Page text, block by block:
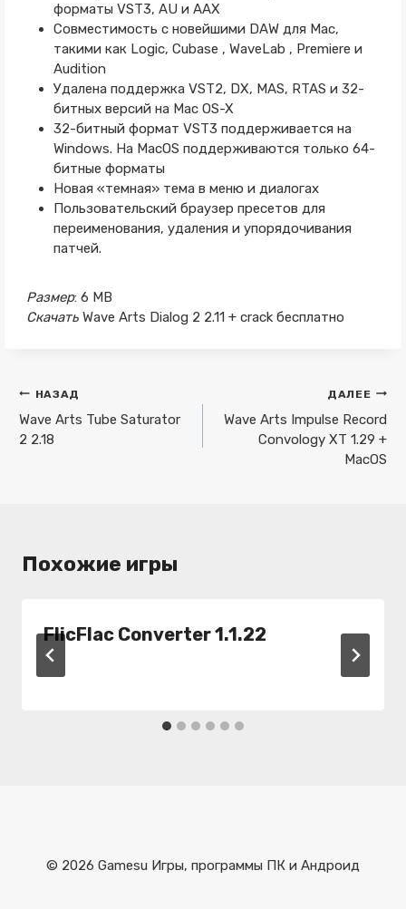
форматы VST3, AU и AAX
Совместимость с новейшими DAW для Mac,
такими как Logic, Cubase , WaveLab , Premiere и
Audition
Удалена поддержка VST2, DX, MAS, RTAS и 32-
битных версий на Mac OS-X
32-битный формат VST3 поддерживается на
Windows. На MacOS поддерживаются только 64-
битные форматы
Новая «темная» тема в меню и диалогах
Пользовательский браузер пресетов для
переименования, удаления и упорядочивания
патчей.
Размер: 6 MB
Скачать Wave Arts Dialog 2 2.11 + crack бесплатно
Навигация
по
записям
НАЗАД
Wave Arts Tube Saturator
2 2.18
ДАЛЕЕ
Wave Arts Impulse Record
Convology XT 1.29 +
MacOS
Похожие игры
FlicFlac Converter 1.1.22
© 2026 Gamesu Игры, программы ПК и Андроид